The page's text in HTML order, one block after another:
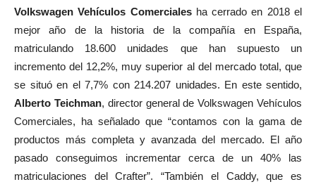
Volkswagen Vehículos Comercialesha cerrado en 2018 el
mejor año de la historia de la compañía en España,
matriculando 18.600 unidades que han supuesto un
incremento del 12,2%, muy superior al del mercado total, que
se situó en el 7,7% con 214.207 unidades. En este sentido,
Alberto Teichman, director general de Volkswagen Vehículos
Comerciales, ha señalado que “contamos con la gama de
productos más completa y avanzada del mercado. El año
pasado conseguimos incrementar cerca de un 40% las
matriculaciones del Crafter”. “También el Caddy, que es